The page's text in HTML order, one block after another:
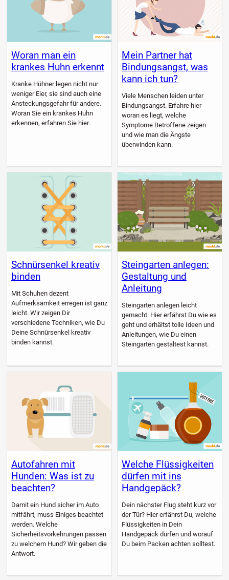
Woran man ein
krankes Huhn erkennt
Kranke Hühner legen nicht nur
weniger Eier, sie sind auch eine
Ansteckungsgefahr für andere.
Woran Sie ein krankes Huhn
erkennen, erfahren Sie hier.
Mein Partner hat
Bindungsangst, was
kann ich tun?
Viele Menschen leiden unter
Bindungsangst. Erfahre hier
woran es liegt, welche
Symptome Betroffene zeigen
und wie man die Ängste
überwinden kann.
Schnürsenkel kreativ
binden
Mit Schuhen dezent
Aufmerksamkeit erregen ist ganz
leicht. Wir zeigen Dir
verschiedene Techniken, wie Du
Deine Schnürsenkel kreativ
binden kannst.
Steingarten anlegen:
Gestaltung und
Anleitung
Steingarten anlegen leicht
gemacht. Hier erfährst Du wie es
geht und erhältst tolle Ideen und
Anleitungen, wie Du einen
Steingarten gestaltest kannst.
Autofahren mit
Hunden: Was ist zu
beachten?
Damit ein Hund sicher im Auto
mitfährt, muss Einiges beachtet
werden. Welche
Sicherheitsvorkehrungen passen
zu welchem Hund? Wir geben die
Antwort.
Welche Flüssigkeiten
dürfen mit ins
Handgepäck?
Dein nächster Flug steht kurz vor
der Tür? Hier erfährst Du, welche
Flüssigkeiten in Dein
Handgepäck dürfen und worauf
Du beim Packen achten solltest.